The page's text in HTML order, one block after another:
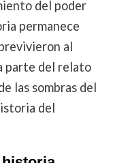
del poder
permanece
al
parte del relato
las sombras del
del